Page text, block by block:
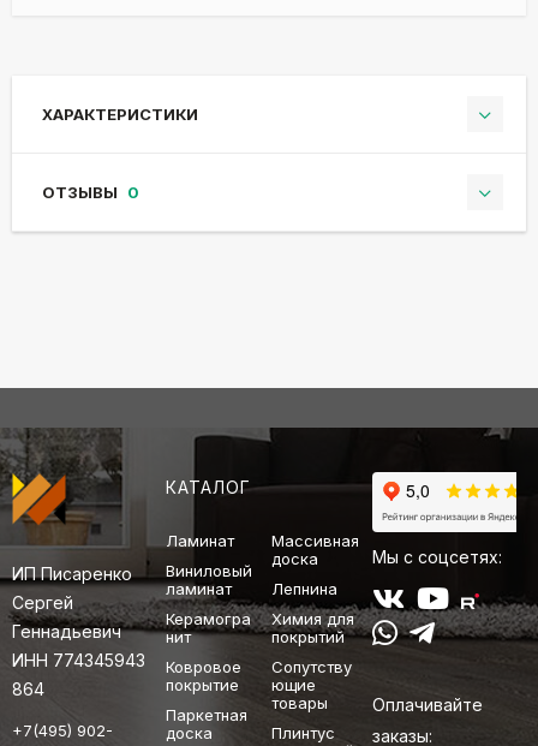
ХАРАКТЕРИСТИКИ
ОТЗЫВЫ 0
ИП Писаренко
Сергей
Геннадьевич
ИНН 774345943
864
+7(495) 902-
КАТАЛОГ
Ламинат
Виниловый
ламинат
Керамогра
нит
Ковровое
покрытие
Паркетная
доска
Массивная
доска
Лепнина
Химия для
покрытий
Сопутству
ющие
товары
Плинтус
Мы с соцсетях:
Оплачивайте
заказы: